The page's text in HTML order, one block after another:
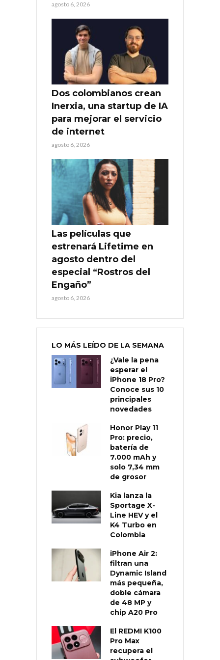
agosto 6, 2026
Dos colombianos crean
Inerxia, una startup de IA
para mejorar el servicio
de internet
agosto 6, 2026
Las películas que
estrenará Lifetime en
agosto dentro del
especial “Rostros del
Engaño”
agosto 6, 2026
LO MÁS LEÍDO DE LA SEMANA
¿Vale la pena
esperar el
iPhone 18 Pro?
Conoce sus 10
principales
novedades
Honor Play 11
Pro: precio,
batería de
7.000 mAh y
solo 7,34 mm
de grosor
Kia lanza la
Sportage X-
Line HEV y el
K4 Turbo en
Colombia
iPhone Air 2:
filtran una
Dynamic Island
más pequeña,
doble cámara
de 48 MP y
chip A20 Pro
El REDMI K100
Pro Max
recupera el